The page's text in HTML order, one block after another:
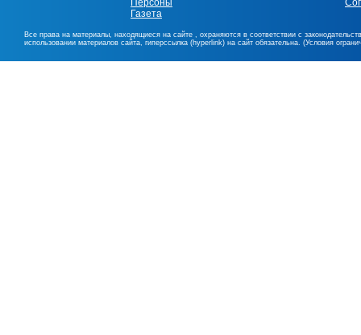
Персоны
Газета
Все права на материалы, находящиеся на сайте , охраняются в соответствии с
использовании материалов сайта, гиперссылка (hyperlink) на сайт обязательна. (Условия